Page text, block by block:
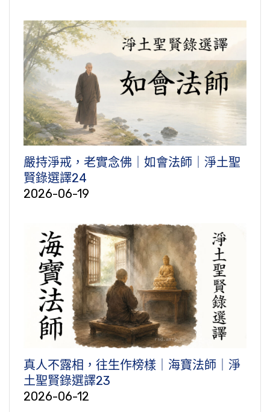
嚴持淨戒，老實念佛｜如會法師｜淨土聖
賢錄選譯24
2026-06-19
真人不露相，往生作榜樣｜海寶法師｜淨
土聖賢錄選譯23
2026-06-12